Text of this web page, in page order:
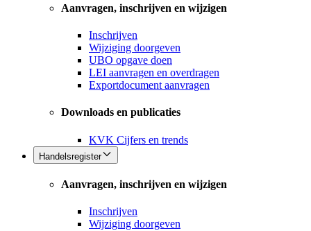
Aanvragen, inschrijven en wijzigen
Inschrijven
Wijziging doorgeven
UBO opgave doen
LEI aanvragen en overdragen
Exportdocument aanvragen
Downloads en publicaties
KVK Cijfers en trends
Handelsregister
Aanvragen, inschrijven en wijzigen
Inschrijven
Wijziging doorgeven